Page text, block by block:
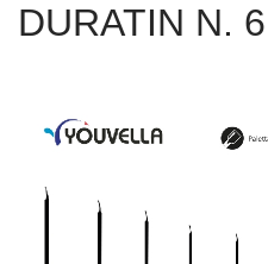
DURATIN N.